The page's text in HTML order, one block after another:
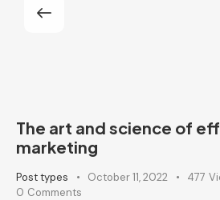
The art and science of
marketing
Post types October 11, 2022 477
0 Comments